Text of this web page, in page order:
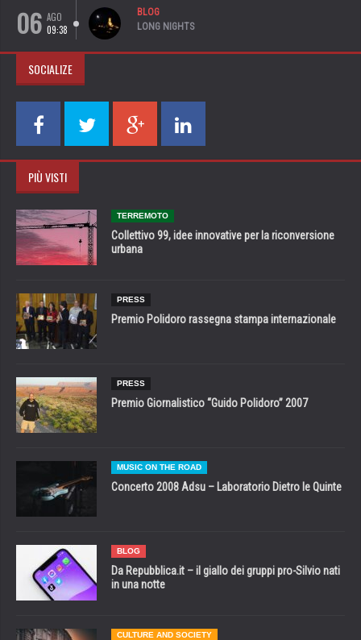
06 AGO
09:38
BLOG
LONG NIGHTS
SOCIALIZE
PIÙ VISTI
TERREMOTO
Collettivo 99, idee innovative per la riconversione
urbana
PRESS
Premio Polidoro rassegna stampa internazionale
PRESS
Premio Giornalistico “Guido Polidoro” 2007
MUSIC ON THE ROAD
Concerto 2008 Adsu – Laboratorio Dietro le Quinte
BLOG
Da Repubblica.it – il giallo dei gruppi pro-Silvio nati
in una notte
CULTURE AND SOCIETY